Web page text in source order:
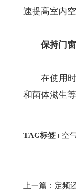
速提高室内
保持门窗
在使用时
和菌体滋生
TAG标签 : 空
上一篇： 定频